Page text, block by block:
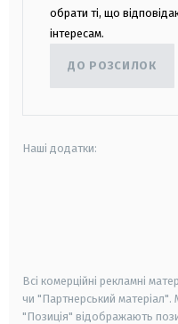
обрати ті, що
інтересам.
ДО РОЗСИЛОК
Наші додатки:
Всі комерційні рекламні
чи "Партнерський матеріал".
"Позиція" відображають